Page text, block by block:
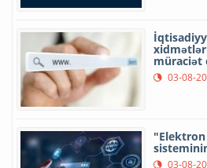
müraciət
03-08-
03-08-